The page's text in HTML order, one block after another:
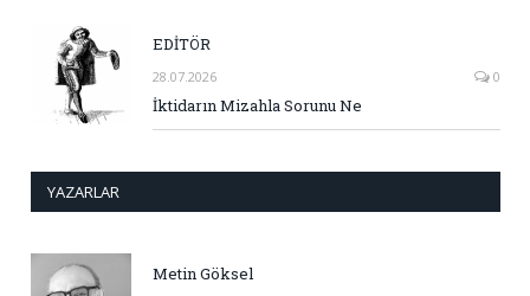
EDİTÖR
28.07.2026 0
İktidarın Mizahla Sorunu Ne
YAZARLAR
Metin Göksel